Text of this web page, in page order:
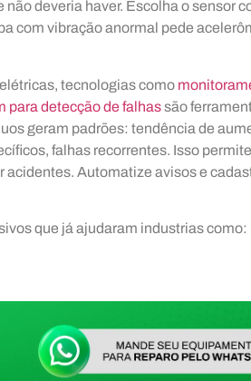
deveria haver. Escolha o sensor
com vibração anormal pede
tecnologias como
para detecção de falhassão
geram padrões: tendência de
falhas recorrentes. Isso
Automatize avisos e
que já ajudaram industrias